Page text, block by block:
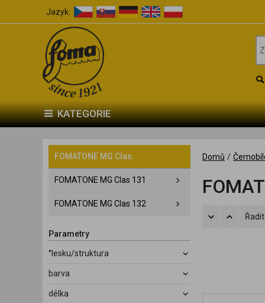
Jazyk:
KATEGORIE
FOMATONE MG Clas.
FOMATONE MG Clas 131
FOMATONE MG Clas 132
Parametry
°lesku/struktura
barva
délka
Domů /